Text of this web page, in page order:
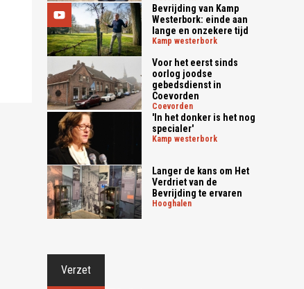
Bevrijding van Kamp
Westerbork: einde aan
lange en onzekere tijd
kamp westerbork
Voor het eerst sinds
oorlog joodse
gebedsdienst in
Coevorden
coevorden
'In het donker is het nog
specialer'
kamp westerbork
Langer de kans om Het
Verdriet van de
Bevrijding te ervaren
hooghalen
Verzet